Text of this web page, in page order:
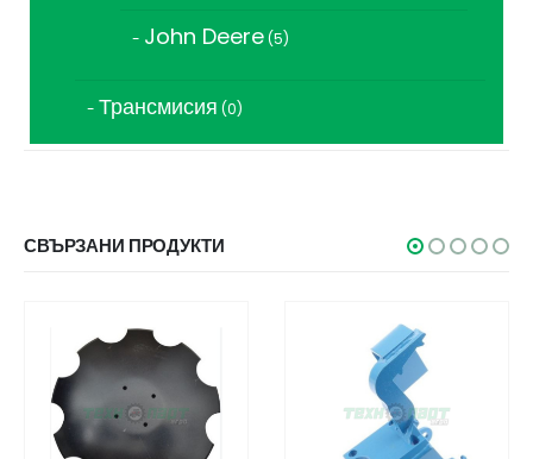
John Deere 55
Трансмисия 00
СВЪРЗАНИ ПРОДУКТИ